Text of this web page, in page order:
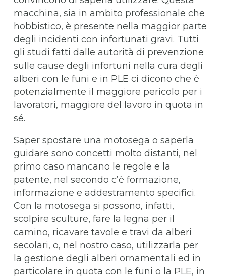
macchina, sia in ambito professionale che
hobbistico, è presente nella maggior parte
degli incidenti con infortunati gravi. Tutti
gli studi fatti dalle autorità di prevenzione
sulle cause degli infortuni nella cura degli
alberi con le funi e in PLE ci dicono che è
potenzialmente il maggiore pericolo per i
lavoratori, maggiore del lavoro in quota in
sé.
Saper spostare una motosega o saperla
guidare sono concetti molto distanti, nel
primo caso mancano le regole e la
patente, nel secondo c’è formazione,
informazione e addestramento specifici.
Con la motosega si possono, infatti,
scolpire sculture, fare la legna per il
camino, ricavare tavole e travi da alberi
secolari, o, nel nostro caso, utilizzarla per
la gestione degli alberi ornamentali ed in
particolare in quota con le funi o la PLE, in